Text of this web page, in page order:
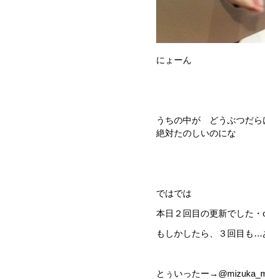
にょーん
うちの中が どうぶつだら
絶対たのしいのにな
ではでは
本日２回目の更新でした
もしかしたら、３回目も
とぅいったー